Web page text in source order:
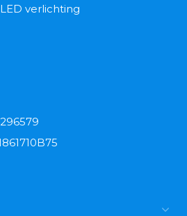
verlichting